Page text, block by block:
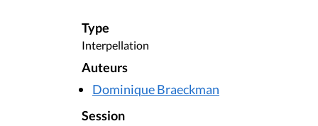
Type
Interpellation
Auteurs
Dominique Braeckman
Session